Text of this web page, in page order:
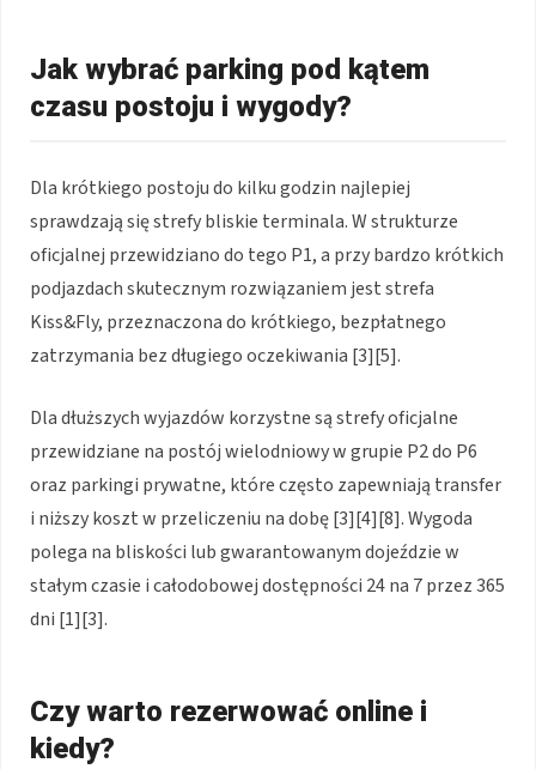
Jak wybrać parking pod kątem
czasu postoju i wygody?
Dla krótkiego postoju do kilku godzin najlepiej
sprawdzają się strefy bliskie terminala. W strukturze
oficjalnej przewidziano do tego P1, a przy bardzo krótkich
podjazdach skutecznym rozwiązaniem jest strefa
Kiss&Fly, przeznaczona do krótkiego, bezpłatnego
zatrzymania bez długiego oczekiwania [3][5].
Dla dłuższych wyjazdów korzystne są strefy oficjalne
przewidziane na postój wielodniowy w grupie P2 do P6
oraz parkingi prywatne, które często zapewniają transfer
i niższy koszt w przeliczeniu na dobę [3][4][8]. Wygoda
polega na bliskości lub gwarantowanym dojeździe w
stałym czasie i całodobowej dostępności 24 na 7 przez 365
dni [1][3].
Czy warto rezerwować online i
kiedy?